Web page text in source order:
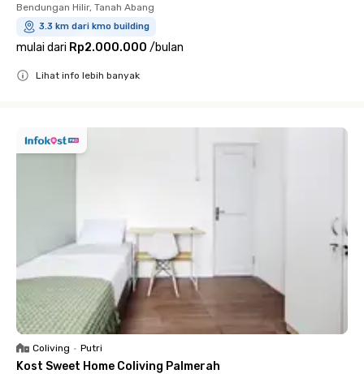
Bendungan Hilir, Tanah Abang
3.3 km dari kmo building
mulai dari Rp2.000.000 /bulan
Lihat info lebih banyak
Coliving • Putri
Kost Sweet Home Coliving Palmerah